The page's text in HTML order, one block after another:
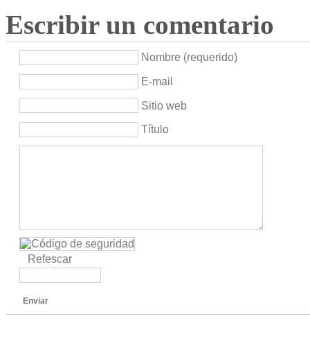
Escribir un comentario
Nombre (requerido)
E-mail
Sitio web
Título
Refescar
Enviar